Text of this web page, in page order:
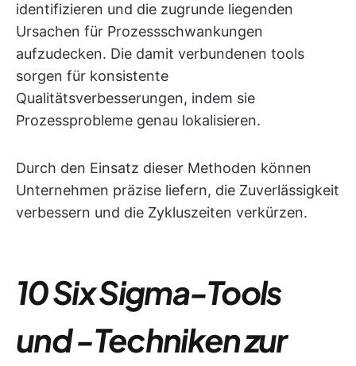
identifizieren und die zugrunde liegenden
Ursachen für Prozessschwankungen
aufzudecken. Die damit verbundenen tools
sorgen für konsistente
Qualitätsverbesserungen, indem sie
Prozessprobleme genau lokalisieren.
Durch den Einsatz dieser Methoden können
Unternehmen präzise liefern, die Zuverlässigkeit
verbessern und die Zykluszeiten verkürzen.
10 Six Sigma-Tools
und -Techniken zur